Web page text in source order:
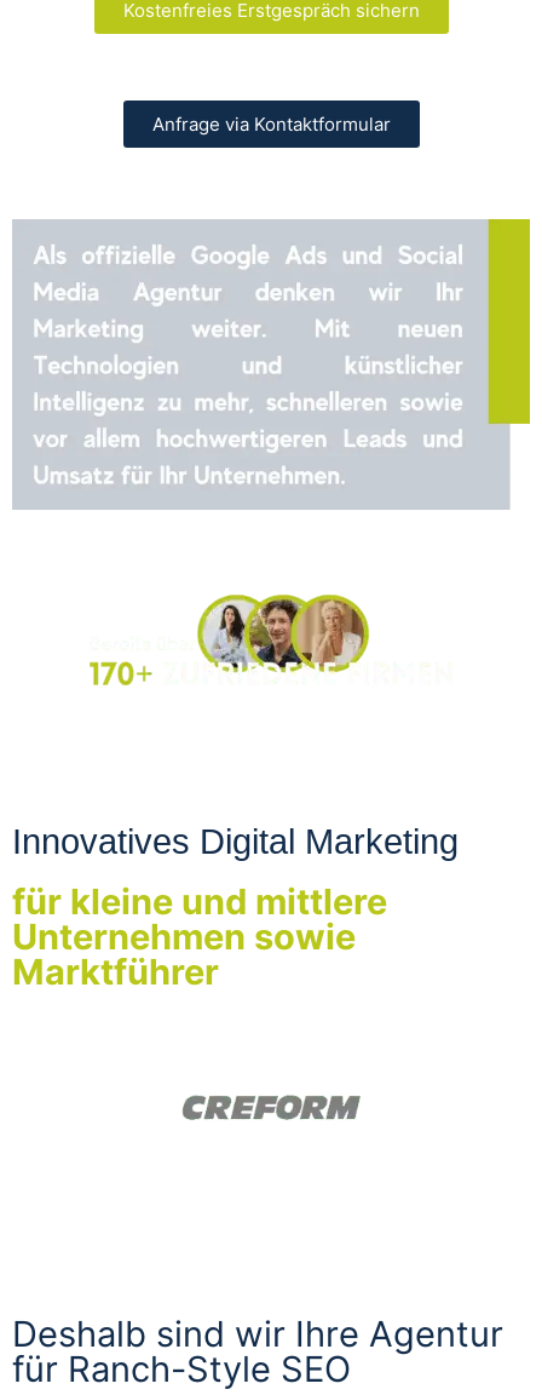
Kostenfreies Erstgespräch sichern
Anfrage via Kontaktformular
Innovatives Digital Marketing
für kleine und mittlere
Unternehmen sowie
Marktführer
Deshalb sind wir Ihre Agentur
für Ranch-Style SEO